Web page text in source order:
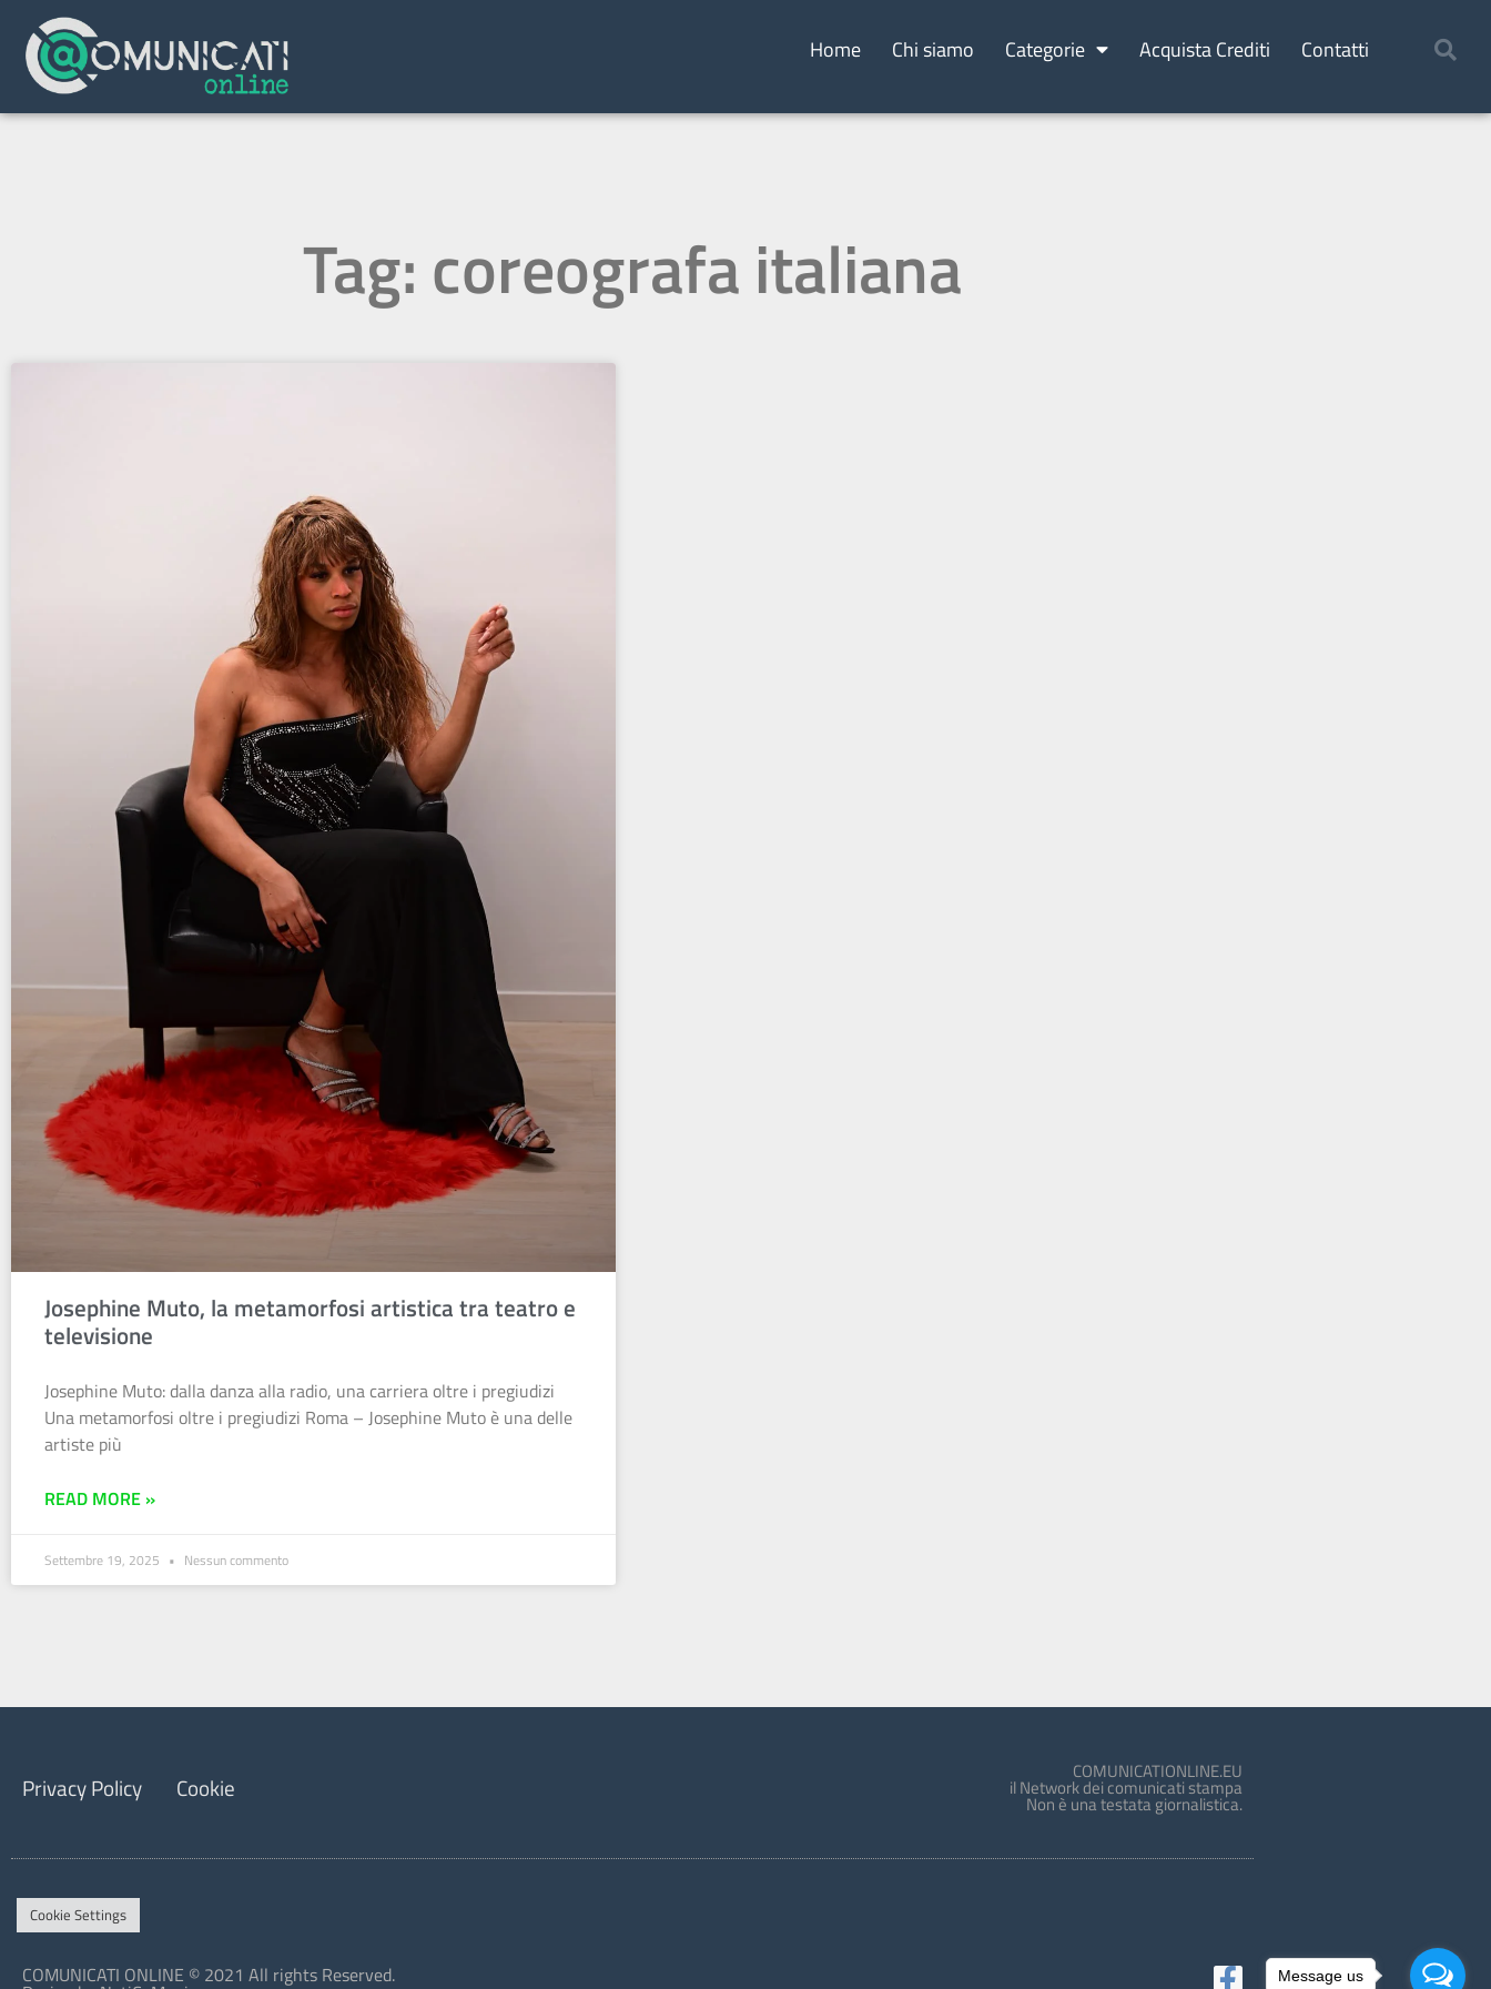
Home Chi siamo Categorie Acquista Crediti Contatti
Tag: coreografa italiana
Josephine Muto, la metamorfosi artistica tra teatro e
televisione
Josephine Muto: dalla danza alla radio, una carriera oltre i pregiudizi
Una metamorfosi oltre i pregiudizi Roma – Josephine Muto è una delle
artiste più
READ MORE »
Settembre 19, 2025 Nessun commento
Privacy Policy Cookie COMUNICATIONLINE.EU
il Network dei comunicati stampa
Non è una testata giornalistica.
Cookie Settings
COMUNICATI ONLINE © 2021 All rights Reserved. Message us